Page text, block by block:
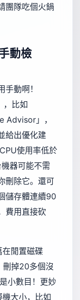
團隊吃個火鍋
動檢
動啊！
，比如
Advisor」，
給出優化建
使用率低於
器可能不需
刪除它。還可
儲存體連續90
費用直接砍
閒置磁碟
掉20多個沒
小數目！更妙
大小，比如